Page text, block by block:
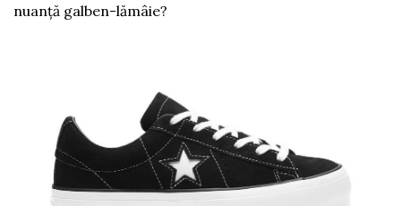
nuanță galben-lămâie?